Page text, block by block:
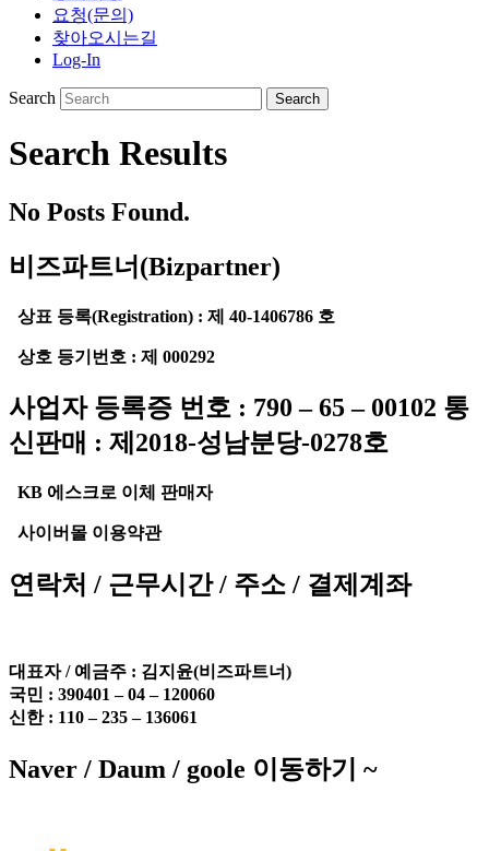
요청(문의)
찾아오시는길
Log-In
Search
Search Results
No Posts Found.
비즈파트너(Bizpartner)
상표 등록(Registration) : 제 40-1406786 호
상호 등기번호 : 제 000292
사업자 등록증 번호 : 790 – 65 – 00102 통
신판매 : 제2018-성남분당-0278호
KB 에스크로 이체 판매자
사이버몰 이용약관
연락처 / 근무시간 / 주소 / 결제계좌
대표자 / 예금주 : 김지윤(비즈파트너)
국민 : 390401 – 04 – 120060
신한 : 110 – 235 – 136061
Naver / Daum / goole 이동하기 ~